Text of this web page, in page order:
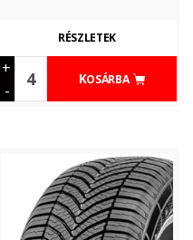
+
-
KOSÁRBA
RÉSZLETEK